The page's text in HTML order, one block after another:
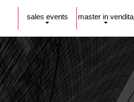
sales events master in vendita